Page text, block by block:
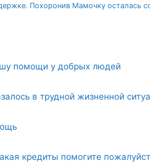
Похоронив Мамочку осталась
помощи у добрых людей
в трудной жизненной
кредиты помогите